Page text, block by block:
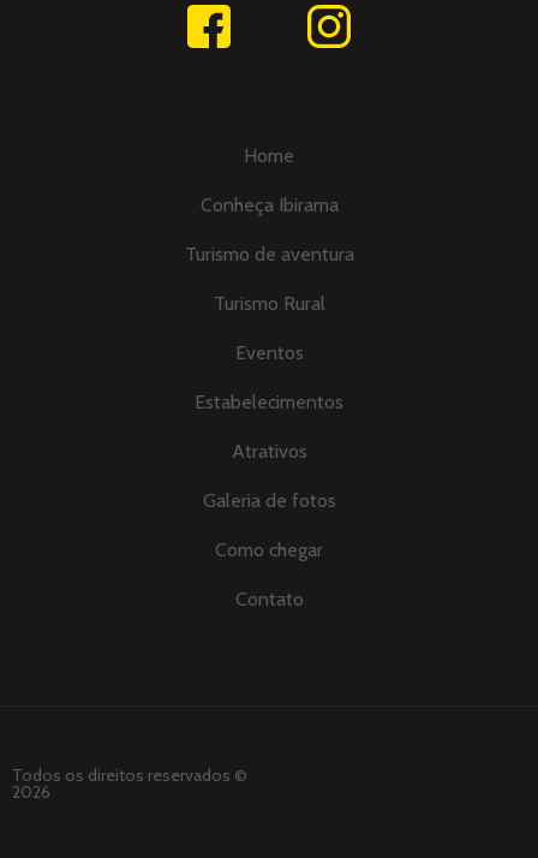
Home
Conheça Ibirama
Turismo de aventura
Turismo Rural
Eventos
Estabelecimentos
Atrativos
Galeria de fotos
Como chegar
Contato
Todos os direitos reservados ©
2026